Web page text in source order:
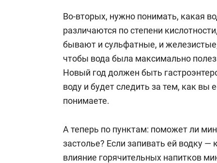
Во-вторых, нужно понимать, какая
различаются по степени
бывают и сульфатные, и
чтобы вода была максимально
Новый год должен быть
воду и будет следить за тем, как вы
понимаете.
А теперь по пунктам: поможет ли
застолье? Если запивать ей водку —
влияние горячительных напитков